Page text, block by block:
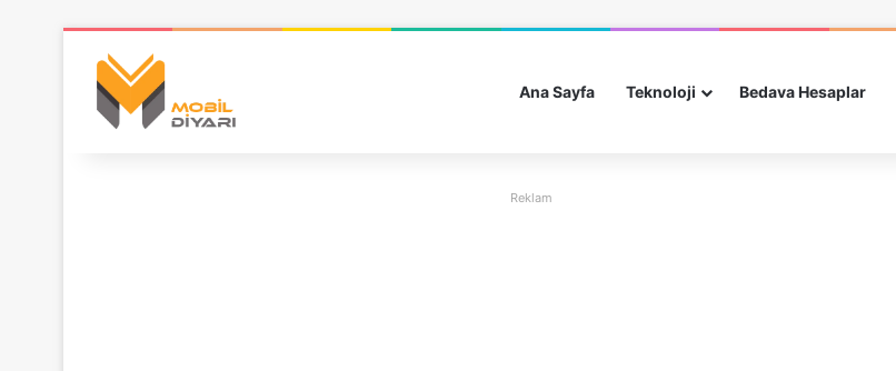
Ana Sayfa Teknoloji Bedava Hesaplar
Reklam